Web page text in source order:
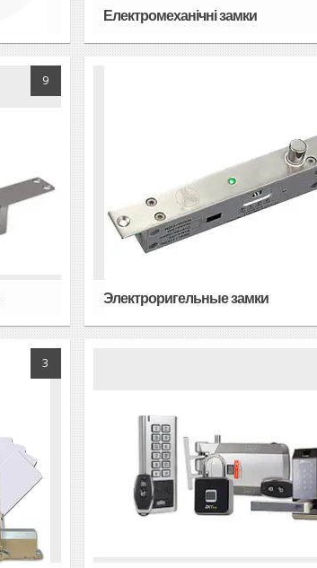
Електромеханічні замки
9
Электроригельные замки
3